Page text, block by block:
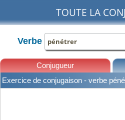
TOUTE LA
Verbe
Conjugueur
Exercice de conjugaison - verbe